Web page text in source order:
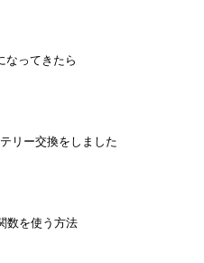
なってきたら
リー交換をしました
数を使う方法